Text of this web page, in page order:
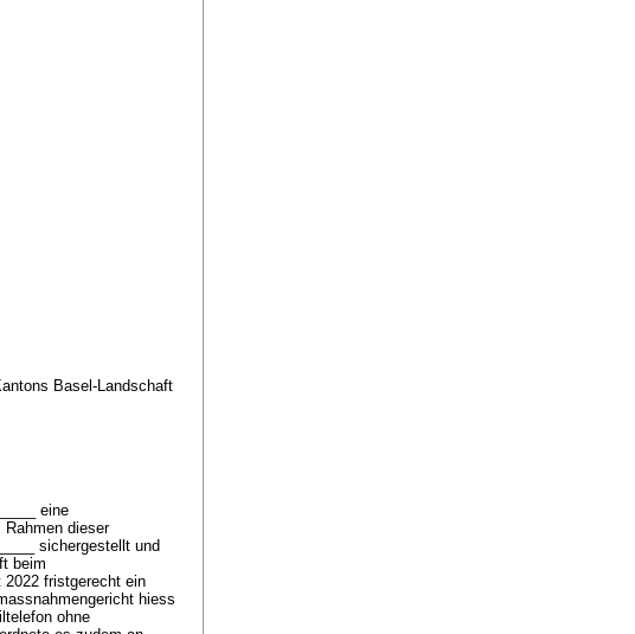
Basel-Landschaft
eine
Rahmen dieser
sichergestellt und
beim
fristgerecht ein
hiess
ohne